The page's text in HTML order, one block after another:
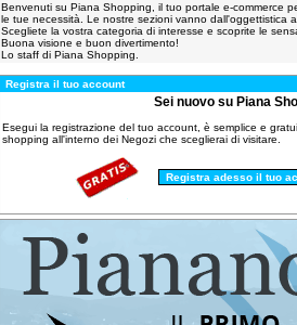
Benvenuti su Piana Shopping, il tuo portale e-commerce
le tue necessità. Le nostre sezioni vanno dall'oggettistica
Scegliete la vostra categoria di interesse e scoprite le
Buona visione e buon divertimento!
Lo staff di Piana Shopping.
Registra il tuo account
Sei nuovo su Piana
Esegui la registrazione del tuo account, è semplice e
shopping all'interno dei Negozi che sceglierai di visitare.